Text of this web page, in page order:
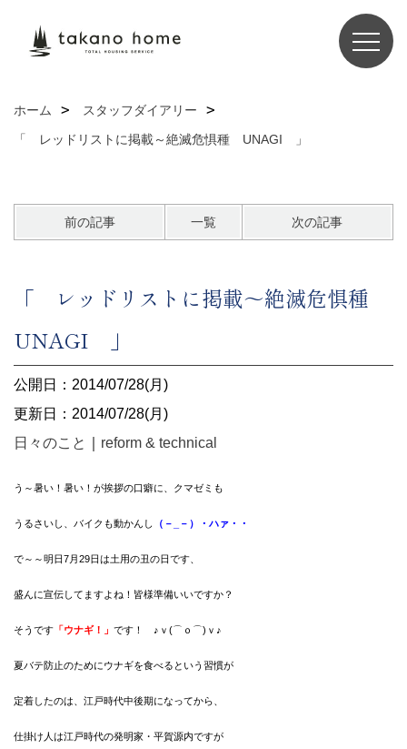
ホーム
スタッフダイアリー
「 レッドリストに掲載～絶滅危惧種 UNAGI 」
前の記事 一覧 次の記事
「 レッドリストに掲載～絶滅危惧種
UNAGI 」
公開日：2014/07/28(月)
更新日：2014/07/28(月)
日々のこと
reform & technical
う～暑い！暑い！が挨拶の口癖に、クマゼミも
うるさいし、バイクも動かんし （－_－）・ハァ・・
で～～明日7月29日は土用の丑の日です、
盛んに宣伝してますよね！皆様準備いいですか？
そうです 「ウナギ！」 です！ ♪ｖ(⌒ｏ⌒)ｖ♪
夏バテ防止のためにウナギを食べるという習慣が
定着したのは、江戸時代中後期になってから、
仕掛け人は江戸時代の発明家・平賀源内ですが